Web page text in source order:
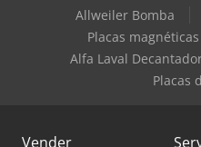
Allweiler Bomba
Placas magnéticas
Alfa Laval
Placas
Vender